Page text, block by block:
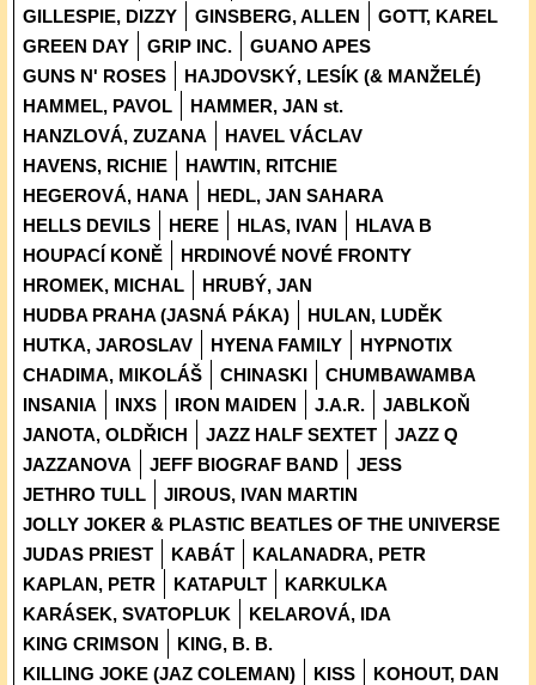
GILLESPIE, DIZZY
GINSBERG, ALLEN
GOTT, KAREL
GREEN DAY
GRIP INC.
GUANO APES
GUNS N' ROSES
HAJDOVSKÝ, LESÍK (& MANŽELÉ)
HAMMEL, PAVOL
HAMMER, JAN st.
HANZLOVÁ, ZUZANA
HAVEL VÁCLAV
HAVENS, RICHIE
HAWTIN, RITCHIE
HEGEROVÁ, HANA
HEDL, JAN SAHARA
HELLS DEVILS
HERE HLAS, IVAN
HLAVA B
HOUPACÍ KONĚ
HRDINOVÉ NOVÉ FRONTY
HROMEK, MICHAL
HRUBÝ, JAN
HUDBA PRAHA (JASNÁ PÁKA)
HULAN, LUDĚK
HUTKA, JAROSLAV
HYENA FAMILY
HYPNOTIX
CHADIMA, MIKOLÁŠ
CHINASKI
CHUMBAWAMBA
INSANIA
INXS IRON MAIDEN J.A.R.
JABLKOŇ
JANOTA, OLDŘICH
JAZZ HALF SEXTET
JAZZ Q
JAZZANOVA
JEFF BIOGRAF BAND
JESS
JETHRO TULL
JIROUS, IVAN MARTIN
JOLLY JOKER & PLASTIC BEATLES OF THE UNIVERSE
JUDAS PRIEST
KABÁT
KALANADRA, PETR
KAPLAN, PETR
KATAPULT
KARKULKA
KARÁSEK, SVATOPLUK
KELAROVÁ, IDA
KING CRIMSON
KING, B. B.
KILLING JOKE (JAZ COLEMAN)
KISS
KOHOUT, DAN